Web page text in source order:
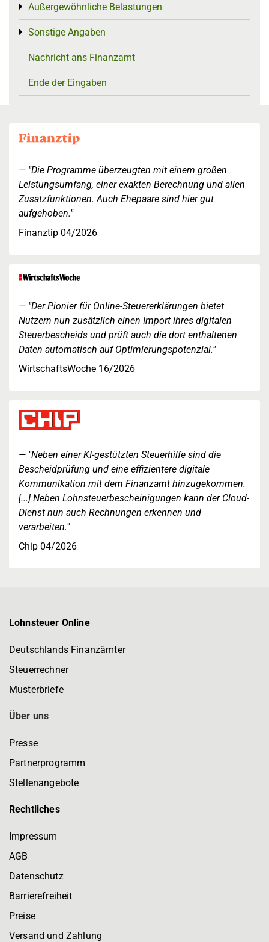
Außergewöhnliche Belastungen
Toggle menu
Sonstige Angaben
Toggle menu
Nachricht ans Finanzamt
Ende der Eingaben
"Die Programme überzeugten mit einem großen
Leistungsumfang, einer exakten Berechnung und allen
Zusatzfunktionen. Auch Ehepaare sind hier gut
aufgehoben."
Finanztip 04/2026
"Der Pionier für Online-Steuererklärungen bietet
Nutzern nun zusätzlich einen Import ihres digitalen
Steuerbescheids und prüft auch die dort enthaltenen
Daten automatisch auf Optimierungspotenzial."
WirtschaftsWoche 16/2026
"Neben einer KI-gestützten Steuerhilfe sind die
Bescheidprüfung und eine effizientere digitale
Kommunikation mit dem Finanzamt hinzugekommen.
[...] Neben Lohnsteuerbescheinigungen kann der Cloud-
Dienst nun auch Rechnungen erkennen und
verarbeiten."
Chip 04/2026
Lohnsteuer Online
Deutschlands Finanzämter
Steuerrechner
Musterbriefe
Über uns
Presse
Partnerprogramm
Stellenangebote
Rechtliches
Impressum
AGB
Datenschutz
Barrierefreiheit
Preise
Versand und Zahlung